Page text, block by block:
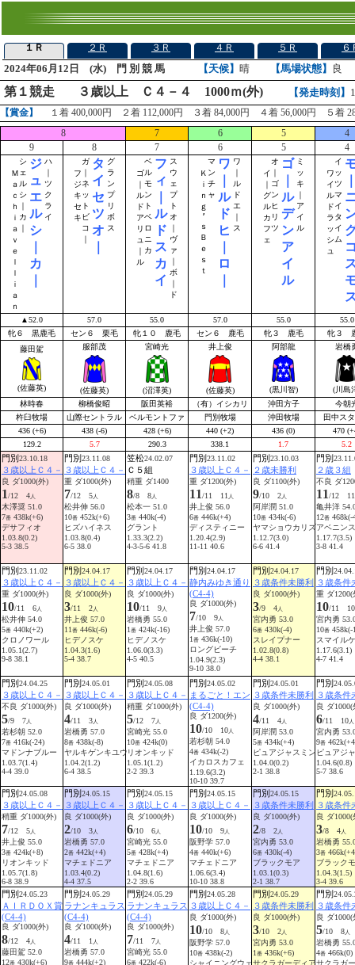
１Ｒ ２Ｒ ３Ｒ ４Ｒ ５Ｒ ６
2024年06月12日 (水) 門 別 競 馬 【天候】 晴 【馬場状態】 良
第１競走 ３歳以上 Ｃ４－４ 1000ｍ(外) 【発走時刻】
【賞金】
１着 400,000円 ２着 112,000円 ３着 84,000円 ４着 56,000円 ５着
8
7 6 5
4
9
8 7 6 5 4
Ｍ
ａ
ｃ
ｈ
ｉ
ａ
ｖ
ｅ
ｌ
ｌ
ｉ
ａ
ｎ
シ
ェ
ル
シ
｜
カ
｜
ジ
ュ
エ
ル
シ
｜
カ
｜
ハ
｜
ツ
ク
ラ
イ
フ
ジ
キ
セ
キ
ガ
｜
ネ
ッ
ト
ビ
コ
｜
タ
イ
セ
ツ
オ
｜
グ
ラ
ン
プ
リ
ボ
ス
ゴ
｜
ル
ド
ア
リ
ュ
｜
ル
ベ
ル
モ
ン
ト
ベ
ロ
ニ
カ
フ
ィ
｜
ル
ド
ス
カ
イ
ス
ウ
ェ
プ
ト
オ
｜
ヴ
ァ
｜
ボ
｜
ド
Ｋ
ｉ
ｎ
ｇ
’
ｓ
Ｂ
ｅ
ｓ
ｔ
マ
ン
チ
ャ
ワ
｜
ル
ド
ヒ
｜
ロ
｜
ワ
｜
ル
ド
エ
｜
ス
イ
｜
グ
ル
カ
フ
ェ
オ
｜
ゴ
ン
ヒ
リ
ツ
ゴ
｜
ル
デ
ン
ア
イ
ル
ミ
ッ
キ
｜
ア
イ
ル
ワ
イ
ル
ド
ラ
ッ
シ
ュ
イ
ッ
ツ
マ
イ
タ
イ
ム
▲52.0 57.0 55.0 57.0 55.0
55.0
牝６ 黒鹿毛
セン６ 栗毛 牝１０ 鹿毛 セン６ 鹿毛 牝３ 鹿毛
牝３
藤田駕
(佐藤英)
服部茂
(佐藤英)
宮崎光
(沼澤英)
井上俊
(佐藤英)
阿部龍
(黒川智)
岩橋
(川島
林時春
柳橋俊昭 阪田英裕 （有）イシカリ 沖田方子
今朝
杵臼牧場
山際セントラル ベルモントファ 門別牧場 沖田牧場
田中ス
436 (+6)
438 (-6) 428 (+6) 440 (+2) 436 (0)
470
129.2
5.7 290.3 338.1 1.7 5.2
門別23.10.18
３歳以上Ｃ４－
良 ダ1000(外)
1/12 4人
木澤奨 51.0
7番 438k(+6)
デサフィオ
1.03.8(0.2)
5-3 38.5
門別23.11.08
３歳以上Ｃ４－
重 ダ1000(外)
7/12 5人
松井伸 56.0
10番 452k(+6)
ヒズハイネス
1.03.8(0.4)
6-5 38.0
笠松24.02.07
Ｃ５組
稍重 ダ1400
8/8 8人
松本一 51.0
3番 440k(-4)
グラント
1.33.3(2.2)
4-3-5-6 41.8
門別23.11.02
３歳以上Ｃ４－
重 ダ1200(外)
11/11 11 人
井上俊 56.0
6番 446k(+4)
ディスティニー
1.20.4(2.9)
11-11 40.6
門別23.10.03
２歳未勝利
良 ダ1100(外)
9/10 2人
阿岸潤 51.0
10番 434k(-6)
ヤマショウカリズ
1.12.7(3.0)
6-6 41.4
門別
２歳３組
不良 ダ
11/12 11
亀井洋
12番 468k(-
アベニン
1.17.7(3.5)
3-8 41.4
門別23.11.02
３歳以上Ｃ４－
重 ダ1000(外)
10/11 6人
松井伸 54.0
5番 440k(+2)
クロノワール
1.05.1(2.7)
9-8 38.1
門別24.04.17
３歳以上Ｃ４－
良 ダ1000(外)
3/11 2人
井上俊 57.0
11 番 446k(-6)
ヒデノスケ
1.04.3(1.6)
5-4 38.7
門別24.04.17
３歳以上Ｃ４－
良 ダ1000(外)
10/11 9人
岩橋勇 55.0
1 番 424k(-16)
ヒデノスケ
1.06.0(3.3)
4-5 40.5
門別24.04.17
静内みゆき通り
(C4-4)
良 ダ1000(外)
7/10 9人
井上俊 57.0
1 番 436k(-10)
ロングビーチ
1.04.9(2.3)
9-10 38.0
門別24.04.17
３歳条件未勝利
良 ダ1000(外)
3/9 4人
宮内勇 53.0
6番 430k(-4)
スレイプナー
1.02.8(0.8)
4-4 38.1
門別
３歳条件
重 ダ1200(
10/11 10
宮内勇
10番 458k(-
スマイル
1.17.6(3.1)
4-7 41.4
門別24.04.25
３歳以上Ｃ４－
不良 ダ1000(外)
5/9 7人
若杉朝 52.0
7番 416k(-24)
マドンナブルー
1.03.7(1.4)
4-4 39.0
門別24.05.01
３歳以上Ｃ４－
良 ダ1000(外)
4/11 3人
岩橋勇 57.0
8番 438k(-8)
ヤルキゲンキユウ
1.04.2(1.2)
6-4 38.5
門別24.05.08
３歳以上Ｃ４－
稍重 ダ1000(外)
5/12 7人
宮崎光 55.0
10番 424k(0)
リオンキッド
1.05.1(1.2)
2-2 39.3
門別24.05.02
まるごと！エン
(C4-4)
良 ダ1200(外)
10/10 10人
若杉朝 54.0
4番 434k(-2)
イカロスカフェ
1.19.6(3.2)
10-10 39.7
門別24.05.01
３歳条件未勝利
良 ダ1000(外)
4/11 4人
阿岸潤 53.0
5番 434k(+4)
ピュアジャスミン
1.04.0(0.2)
2-1 38.8
門別
３歳条件
良 ダ1000(
6/11 10人
宮内勇
9番
ピュアジ
1.04.6(0.8)
5-7 38.6
門別24.05.08
３歳以上Ｃ４－
稍重 ダ1000(外)
7/12 5人
井上俊 55.0
3番 424k(+8)
リオンキッド
1.05.7(1.8)
6-8 38.9
門別24.05.15
３歳以上Ｃ４－
良 ダ1000(外)
2/10 3人
岩橋勇 57.0
2番 442k(+4)
マチェドニア
1.03.4(0.2)
4-4 37.5
門別24.05.15
３歳以上Ｃ４－
良 ダ1000(外)
6/10 6人
宮崎光 55.0
5番 428k(+4)
マチェドニア
1.04.8(1.6)
2-2 39.6
門別24.05.15
３歳以上Ｃ４－
良 ダ1000(外)
10/10 9人
阪野学 57.0
4番 440k(+6)
マチェドニア
1.06.6(3.4)
10-10 38.8
門別24.05.15
３歳条件未勝利
良 ダ1000(外)
2/8 2人
宮内勇 53.0
6番 430k(-4)
ブラックモア
1.03.1(0.3)
2-1 38.7
門別
３歳条件
良 ダ1000(
3/8 4人
岩橋勇
3番
ブラック
1.04.3(1.5)
3-4 39.6
門別24.05.23
ＡＩＲＤＯＸ賞
(C4-4)
良 ダ1000(外)
8/12 4人
藤田駕 52.0
12番 430k(+6)
門別24.05.29
ラナンキュラス
(C4-4)
良 ダ1000(外)
4/11 1 人
岩橋勇 57.0
9番 444k(+2)
門別24.05.29
ラナンキュラス
(C4-4)
良 ダ1000(外)
7/11 7人
宮崎光 55.0
6番 422k(-6)
門別24.05.28
３歳以上Ｃ４－
良 ダ1000(外)
10/10 8人
阪野学 57.0
10番 438k(-2)
シャイニングウェ
門別24.05.29
３歳条件未勝利
良 ダ1000(外)
3/10 2人
宮内勇 53.0
1 番 436k(+6)
サクラガーディア
門別
３歳条件
良 ダ1000(
5/10 8人
岩橋勇
4番 466k(0)
サクラガ